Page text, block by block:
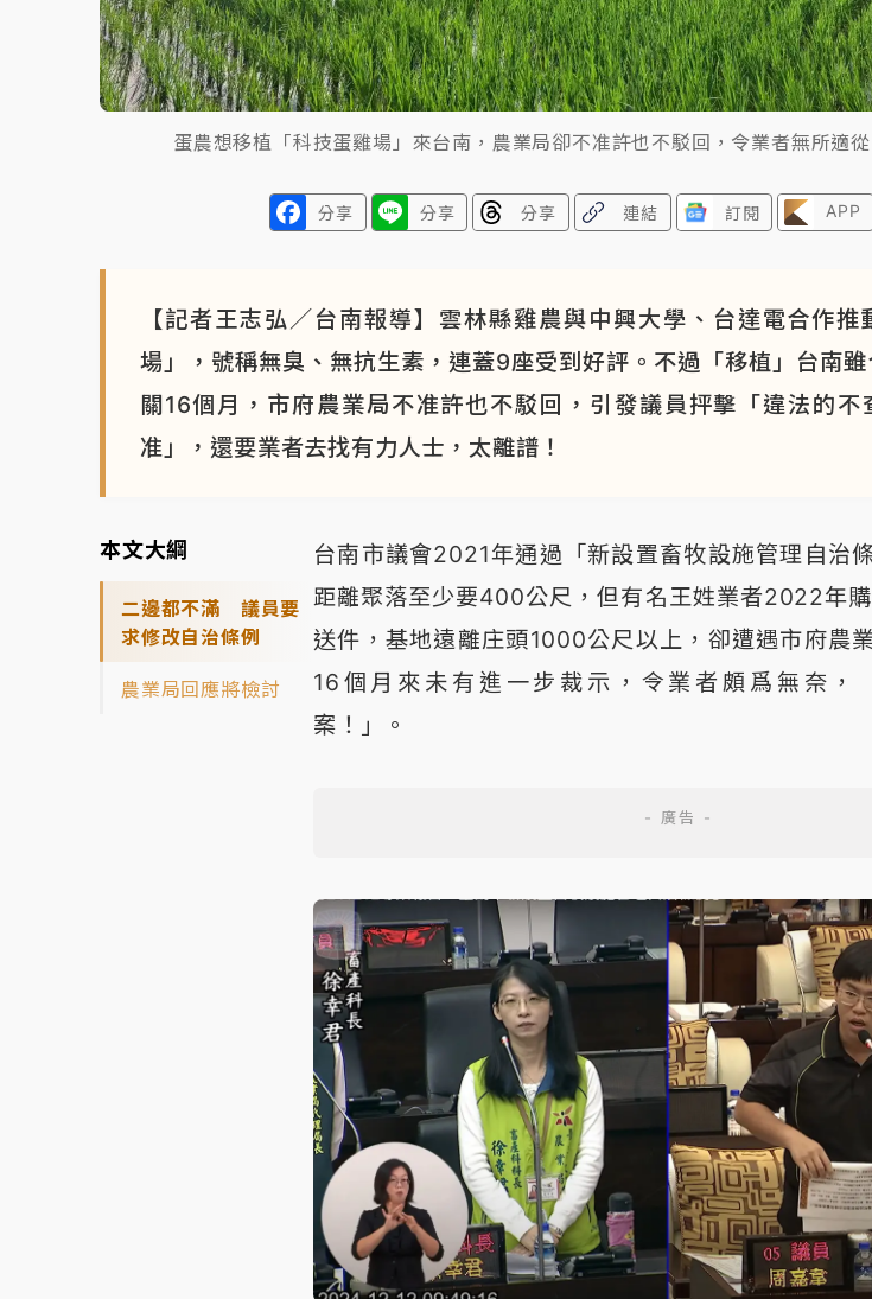
蛋農想移植「科技蛋雞場」來台南，農業局卻不准許也不駁回，令業者無所適
分享 分享 分享 連結 訂閱 APP
【記者王志弘／台南報導】雲林縣雞農與中興大學、台達電合作推
場」，號稱無臭、無抗生素，連蓋9座受到好評。不過「移植」台南
關16個月，市府農業局不准許也不駁回，引發議員抨擊「違法的不
准」，還要業者去找有力人士，太離譜！
本文大綱
二邊都不滿 議員要
求修改自治條例
農業局回應將檢討
台南市議會2021年通過「新設置畜牧設施管理自治
距離聚落至少要400公尺，但有名王姓業者2022年
送件，基地遠離庄頭1000公尺以上，卻遭遇市府農
16個月來未有進一步裁示，令業者頗爲無奈，
案！」。